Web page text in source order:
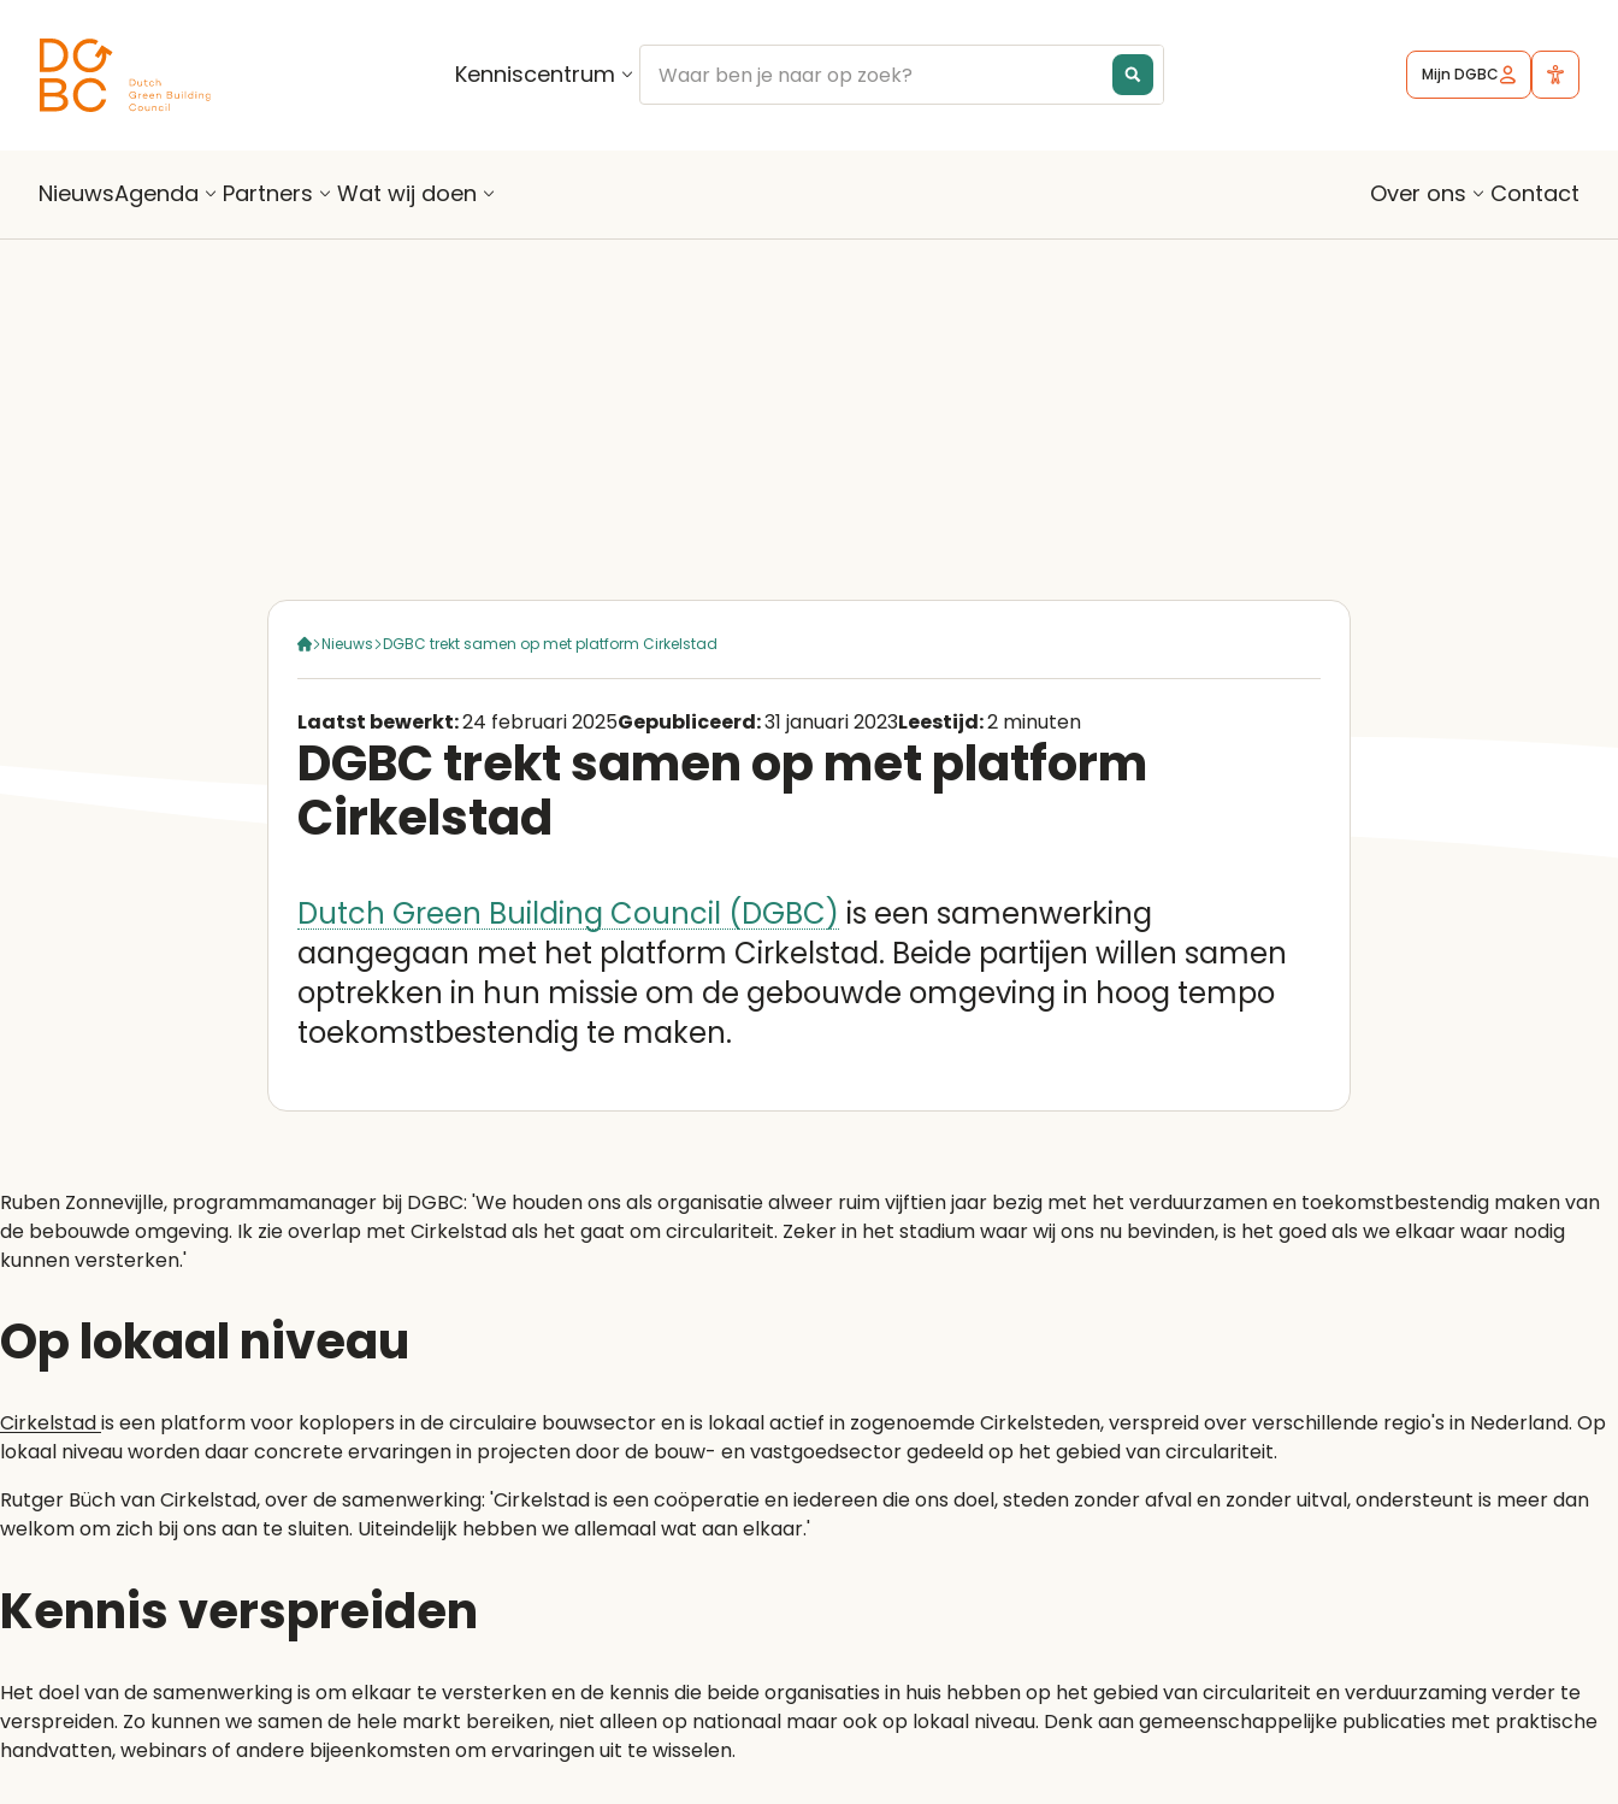
Kenniscentrum Mijn DGBC
NieuwsAgenda Partners Wat wij doen Over ons Contact
Nieuws DGBC trekt samen op met platform Cirkelstad
Laatst bewerkt:24 februari 2025Gepubliceerd:31 januari 2023Leestijd:2 minuten
DGBC trekt samen op met platform
Cirkelstad
Dutch Green Building Council (DGBC) is een samenwerking
aangegaan met het platform Cirkelstad. Beide partijen willen samen
optrekken in hun missie om de gebouwde omgeving in hoog tempo
toekomstbestendig te maken.
Ruben Zonnevijlle, programmamanager bij DGBC: 'We houden ons als organisatie alweer ruim vijftien jaar bezig met het verduurzamen en toekomstbestendig maken van
de bebouwde omgeving. Ik zie overlap met Cirkelstad als het gaat om circulariteit. Zeker in het stadium waar wij ons nu bevinden, is het goed als we elkaar waar nodig
kunnen versterken.'
Op lokaal niveau
Cirkelstadis een platform voor koplopers in de circulaire bouwsector en is lokaal actief in zogenoemde Cirkelsteden, verspreid over verschillende regio's in Nederland. Op
lokaal niveau worden daar concrete ervaringen in projecten door de bouw- en vastgoedsector gedeeld op het gebied van circulariteit.
Rutger Büch van Cirkelstad, over de samenwerking: 'Cirkelstad is een coöperatie en iedereen die ons doel, steden zonder afval en zonder uitval, ondersteunt is meer dan
welkom om zich bij ons aan te sluiten. Uiteindelijk hebben we allemaal wat aan elkaar.'
Kennis verspreiden
Het doel van de samenwerking is om elkaar te versterken en de kennis die beide organisaties in huis hebben op het gebied van circulariteit en verduurzaming verder te
verspreiden. Zo kunnen we samen de hele markt bereiken, niet alleen op nationaal maar ook op lokaal niveau. Denk aan gemeenschappelijke publicaties met praktische
handvatten, webinars of andere bijeenkomsten om ervaringen uit te wisselen.